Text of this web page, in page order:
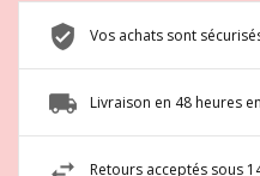
Vos achats sont
Livraison en 48 heures
Retours acceptés sous